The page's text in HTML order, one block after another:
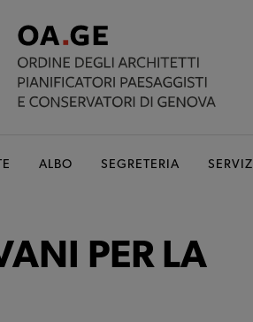
ALBO SEGRETERIA SERVIZI
PER LA